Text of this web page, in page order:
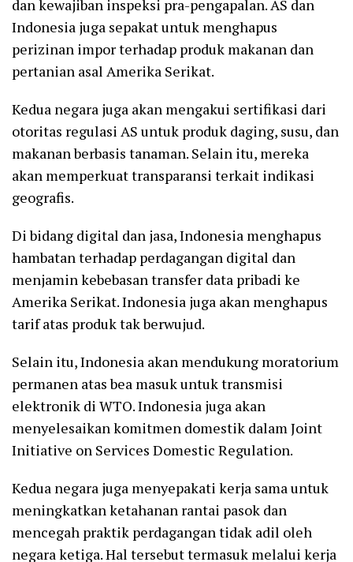
dan kewajiban inspeksi pra-pengapalan. AS dan
Indonesia juga sepakat untuk menghapus
perizinan impor terhadap produk makanan dan
pertanian asal Amerika Serikat.
Kedua negara juga akan mengakui sertifikasi dari
otoritas regulasi AS untuk produk daging, susu, dan
makanan berbasis tanaman. Selain itu, mereka
akan memperkuat transparansi terkait indikasi
geografis.
Di bidang digital dan jasa, Indonesia menghapus
hambatan terhadap perdagangan digital dan
menjamin kebebasan transfer data pribadi ke
Amerika Serikat. Indonesia juga akan menghapus
tarif atas produk tak berwujud.
Selain itu, Indonesia akan mendukung moratorium
permanen atas bea masuk untuk transmisi
elektronik di WTO. Indonesia juga akan
menyelesaikan komitmen domestik dalam Joint
Initiative on Services Domestic Regulation.
Kedua negara juga menyepakati kerja sama untuk
meningkatkan ketahanan rantai pasok dan
mencegah praktik perdagangan tidak adil oleh
negara ketiga. Hal tersebut termasuk melalui kerja